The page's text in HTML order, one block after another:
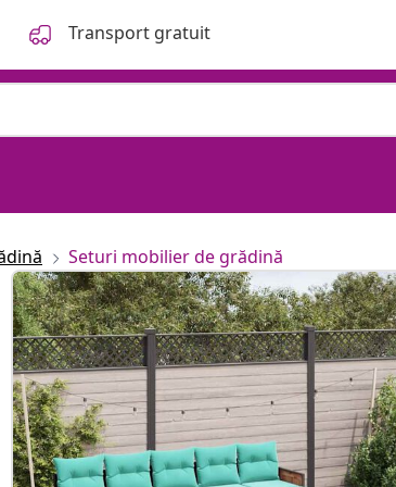
Transport gratuit
Seturi mobilier de grădină